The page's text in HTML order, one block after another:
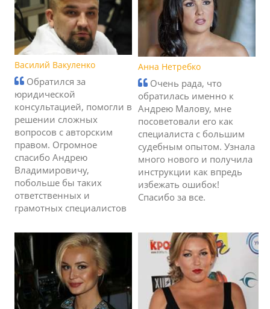
Василий Вакуленко
Обратился за
юридической
консультацией, помогли в
решении сложных
вопросов с авторским
правом. Огромное
спасибо Андрею
Владимировичу,
побольше бы таких
ответственных и
грамотных специалистов
Анна Нетребко
Очень рада, что
обратилась именно к
Андрею Малову, мне
посоветовали его как
специалиста с большим
судебным опытом. Узнала
много нового и получила
инструкции как впредь
избежать ошибок!
Спасибо за все.